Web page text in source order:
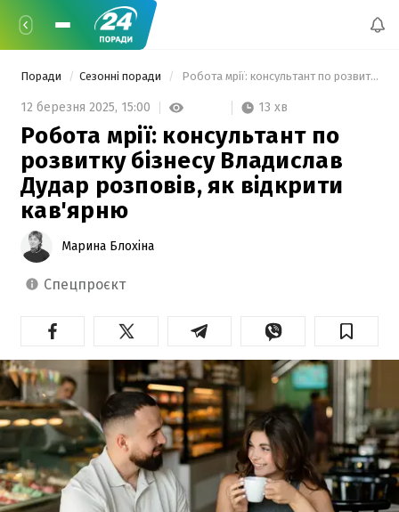
Поради Сезонні поради Робота мрії: консультант по розвитку бізнесу Владислав Дудар розповів, як відкрити кав'ярню
12 березня 2025, 15:00 13 хв
Робота мрії: консультант по
розвитку бізнесу Владислав
Дудар розповів, як відкрити
кав'ярню
Марина Блохіна
спецпроєкт